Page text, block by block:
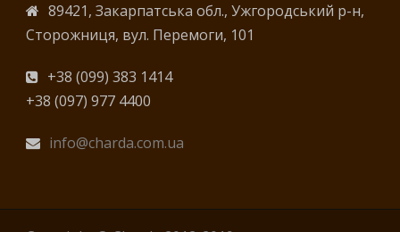
89421, Закарпатська обл., Ужгородський р-н,
Сторожниця, вул. Перемоги, 101
+38 (099) 383 1414
+38 (097) 977 4400
info@charda.com.ua